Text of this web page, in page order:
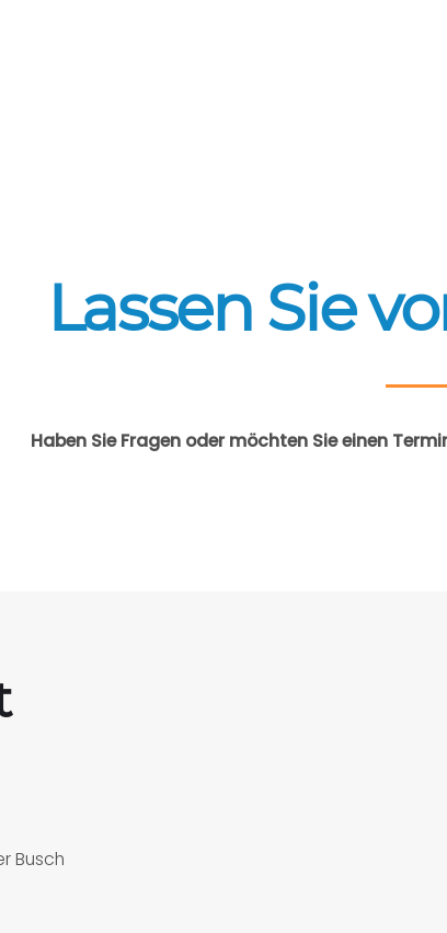
Lassen Sie
Haben Sie Fragen oder möchten Sie einen
Busch